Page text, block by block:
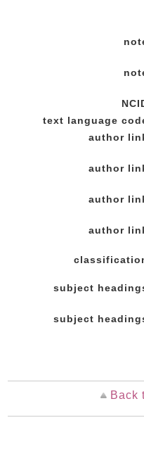
text language
author
author
author
author
subject
subject
Back